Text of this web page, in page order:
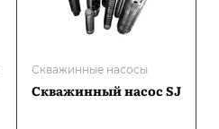
Скважинные насосы
Скважинный насос SJ